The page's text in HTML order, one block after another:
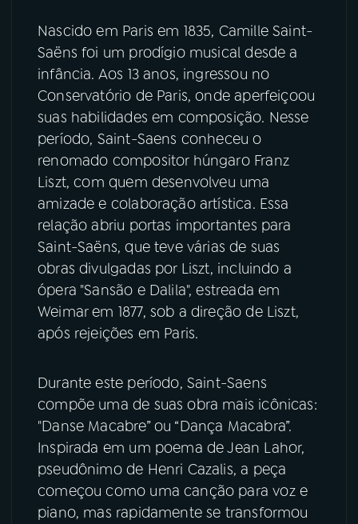
Instagram X
TikTok
Nascido em Paris em 1835, Camille Saint-
Saëns foi um prodígio musical desde a
infância. Aos 13 anos, ingressou no
Conservatório de Paris, onde aperfeiçoou
suas habilidades em composição. Nesse
período, Saint-Saens conheceu o
renomado compositor húngaro Franz
Liszt, com quem desenvolveu uma
amizade e colaboração artística. Essa
relação abriu portas importantes para
Saint-Saëns, que teve várias de suas
obras divulgadas por Liszt, incluindo a
ópera "Sansão e Dalila", estreada em
Weimar em 1877, sob a direção de Liszt,
após rejeições em Paris.
Durante este período, Saint-Saens
compõe uma de suas obra mais icônicas:
"Danse Macabre” ou “Dança Macabra”.
Inspirada em um poema de Jean Lahor,
pseudônimo de Henri Cazalis, a peça
começou como uma canção para voz e
piano, mas rapidamente se transformou